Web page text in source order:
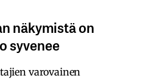
näkymistä on
syvenee
varovainen